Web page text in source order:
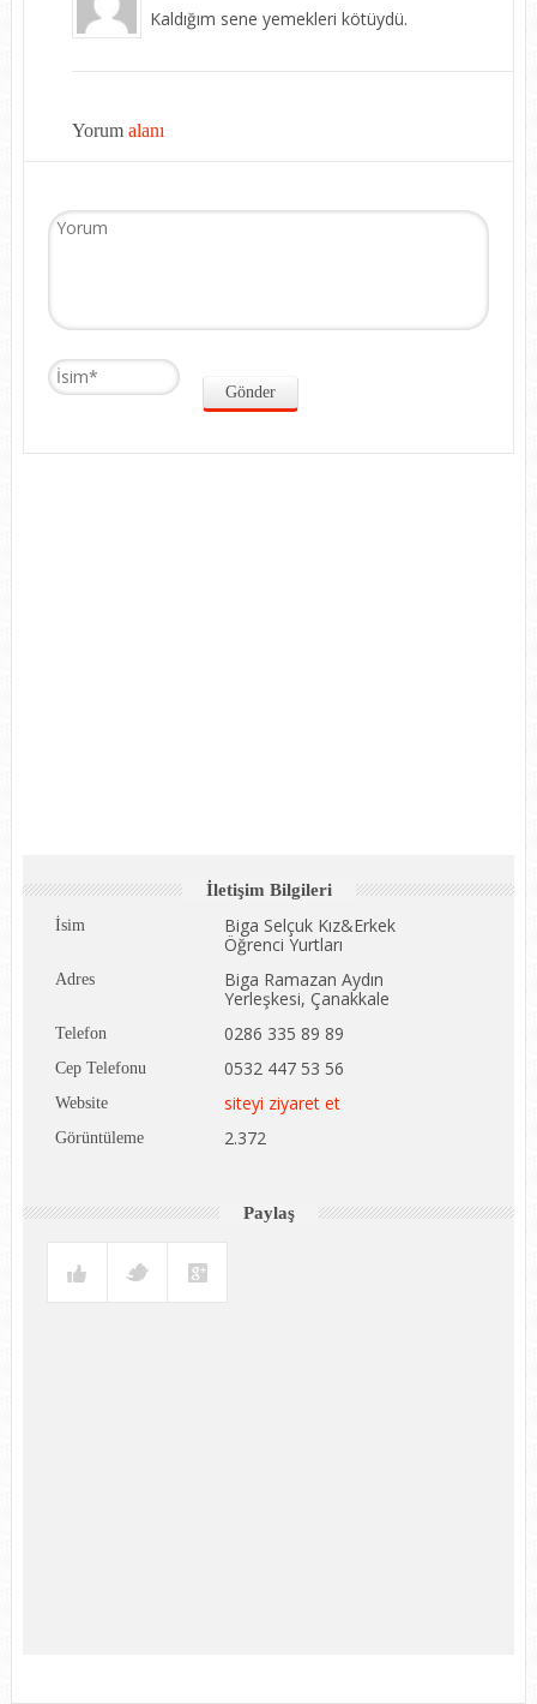
Kaldığım sene yemekleri kötüydü.
Yorum alanı
İletişim Bilgileri
İsim
Biga Selçuk Kız&Erkek
Öğrenci Yurtları
Adres
Biga Ramazan Aydın
Yerleşkesi, Çanakkale
Telefon 0286 335 89 89
Cep Telefonu 0532 447 53 56
Website siteyi ziyaret et
Görüntüleme 2.372
Paylaş